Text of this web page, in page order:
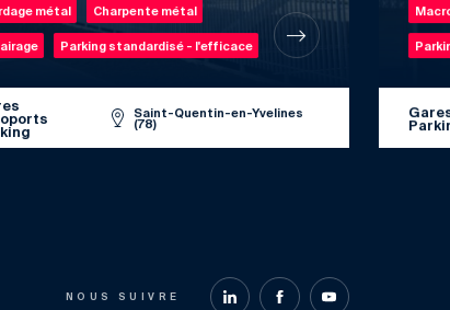
métal Charpente métal
Parking standardisé - l'efficace
Saint-Quentin-en-Yvelines
(78)
NOUS SUIVRE